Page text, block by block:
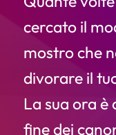
cercato il
mostro che
divorare il
La sua ora è
fine dei